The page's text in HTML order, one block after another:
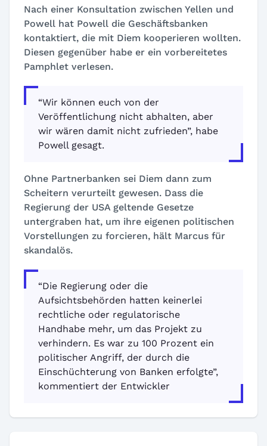
Nach einer Konsultation zwischen Yellen und
Powell hat Powell die Geschäftsbanken
kontaktiert, die mit Diem kooperieren wollten.
Diesen gegenüber habe er ein vorbereitetes
Pamphlet verlesen.
“Wir können euch von der
Veröffentlichung nicht abhalten, aber
wir wären damit nicht zufrieden”, habe
Powell gesagt.
Ohne Partnerbanken sei Diem dann zum
Scheitern verurteilt gewesen. Dass die
Regierung der USA geltende Gesetze
untergraben hat, um ihre eigenen politischen
Vorstellungen zu forcieren, hält Marcus für
skandalös.
“Die Regierung oder die
Aufsichtsbehörden hatten keinerlei
rechtliche oder regulatorische
Handhabe mehr, um das Projekt zu
verhindern. Es war zu 100 Prozent ein
politischer Angriff, der durch die
Einschüchterung von Banken erfolgte”,
kommentiert der Entwickler